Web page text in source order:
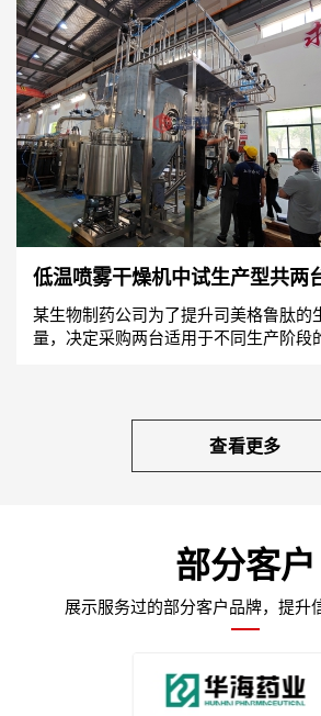
低温喷雾干燥机中试生产型共两
企
某生物制药公司为了提升司美格鲁肽的
量，决定采购两台适用于不同生产阶段
查看更多
部分客户
展示服务过的部分客户品牌，提升